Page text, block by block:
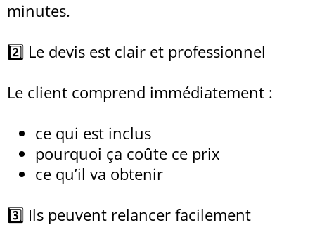
minutes.
2️⃣ Le devis est clair et professionnel
Le client comprend immédiatement :
ce qui est inclus
pourquoi ça coûte ce prix
ce qu’il va obtenir
3️⃣ Ils peuvent relancer facilement